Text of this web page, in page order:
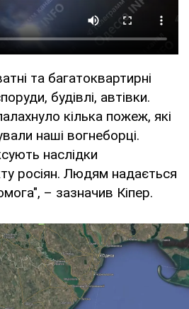
та багатоквартирні
будівлі, автівки.
кілька пожеж, які
наші вогнеборці.
наслідки
росіян. Людям надається
– зазначив Кіпер.